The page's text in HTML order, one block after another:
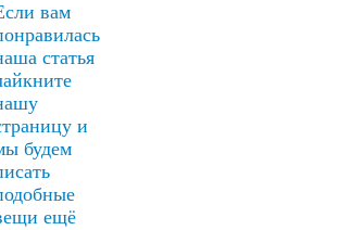
вам
статья
и
будем
ещё